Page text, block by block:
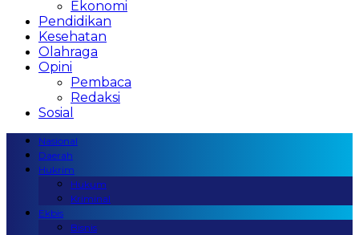
Ekonomi
Pendidikan
Kesehatan
Olahraga
Opini
Pembaca
Redaksi
Sosial
Nasional
Daerah
Hukrim
Hukum
Kriminal
Ekbis
Bisnis